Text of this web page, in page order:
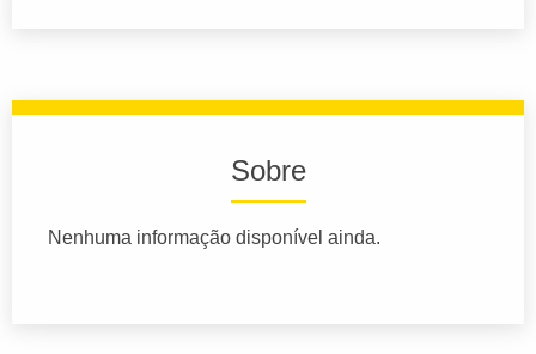
Sobre
Nenhuma informação disponível ainda.